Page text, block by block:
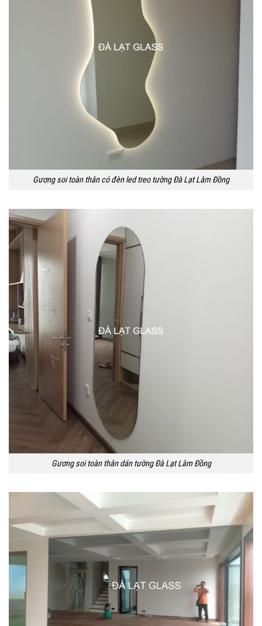
Gương soi toàn thân có đèn led treo tường Đà Lạt Lâm Đồng
Gương soi toàn thân dán tường Đà Lạt Lâm Đồng